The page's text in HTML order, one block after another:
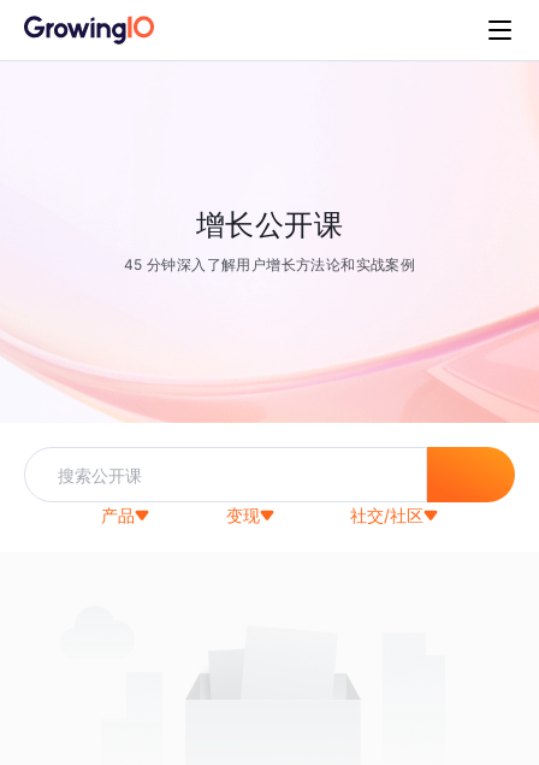
增长公开课
45 分钟深入了解用户增长方法论和实战案例
产品 变现 社交/社区